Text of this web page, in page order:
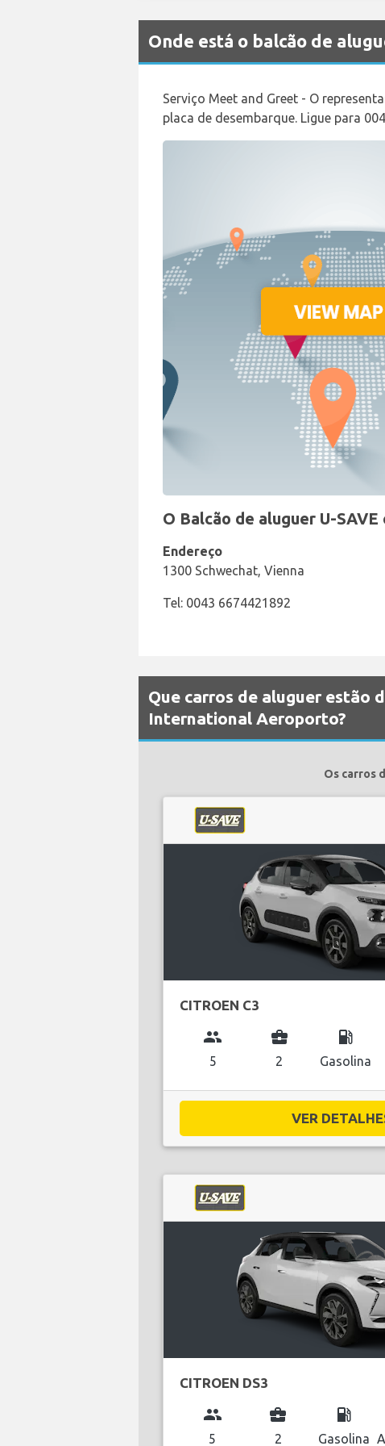
Onde está o balcão de
Serviço Meet and Greet - O
placa de desembarque. Ligue para
O Balcão de aluguer U-
Endereço
1300 Schwechat, Vienna
Tel: 0043 6674421892
Que carros de aluguer estão
International Aeroporto?
Os carros
CITROEN C3
group
5
business_center
2
local_gas_station
Gasolina
VER
CITROEN DS3
group
5
business_center
2
local_gas_station
Gasolina